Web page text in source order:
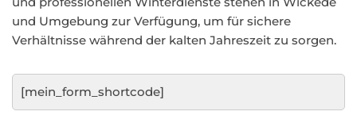
und Umgebung zur Verfügung, um für sichere
Verhältnisse während der kalten Jahreszeit zu sorgen.
[mein_form_shortcode]